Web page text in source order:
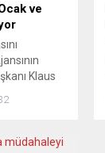
ve
Klaus
halkın